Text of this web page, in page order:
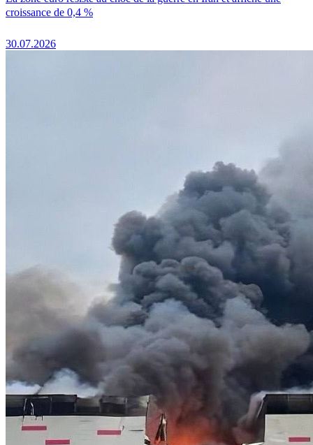
croissance de 0,4 %
30.07.2026